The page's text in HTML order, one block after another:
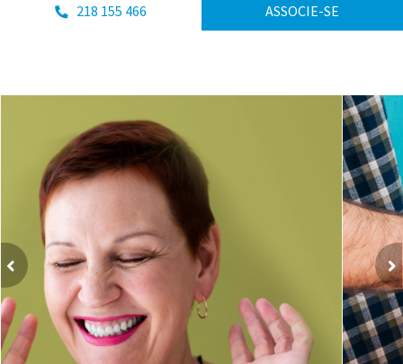
218 155 466 ASSOCIE-SE